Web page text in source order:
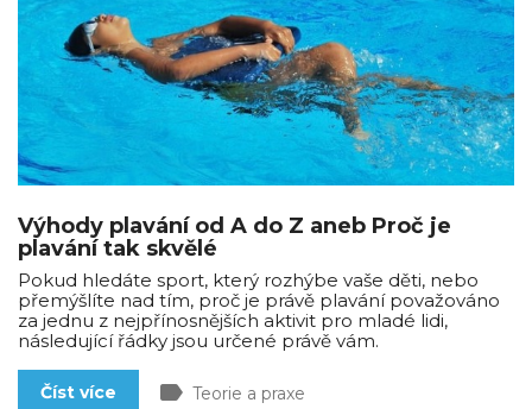
Výhody plavání od A do Z aneb Proč je
plavání tak skvělé
Pokud hledáte sport, který rozhýbe vaše děti, nebo
přemýšlíte nad tím, proč je právě plavání považováno
za jednu z nejpřínosnějších aktivit pro mladé lidi,
následující řádky jsou určené právě vám.
Číst více label Teorie a praxe